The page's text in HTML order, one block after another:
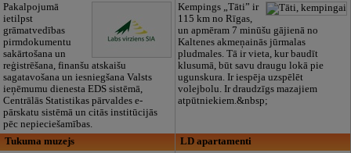
Pakalpojumā
ietilpst
grāmatvedības
pirmdokumentu
sakārtošana un
reģistrēšana, finanšu atskaišu
sagatavošana un iesniegšana Valsts
ieņēmumu dienesta EDS sistēmā,
Centrālās Statistikas pārvaldes e-
pārskatu sistēmā un citās institūcijās
pēc nepieciešamības.
Kempings „Tāti” ir
115 km no Rīgas,
un apmēram 7 minūšu gājienā no
Kaltenes akmeņainās jūrmalas
pludmales. Tā ir vieta, kur baudīt
klusumā, būt savu draugu lokā pie
ugunskura. Ir iespēja uzspēlēt
volejbolu. Ir draudzīgs mazajiem
atpūtniekiem.&nbsp;
Tukuma muzejs
LD apartamenti